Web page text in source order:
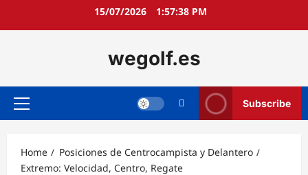
15/07/2026 1:57:40 PM
wegolf.es
Primary
Subscribe
Home
Posiciones de Centrocampista y Delantero
Extremo: Velocidad, Centro, Regate